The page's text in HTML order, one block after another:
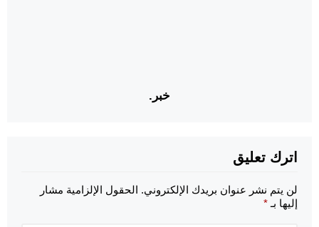
خبر.
اترك تعليق
لن يتم نشر عنوان بريدك الإلكتروني. الحقول الإلزامية مشار
إليها بـ *